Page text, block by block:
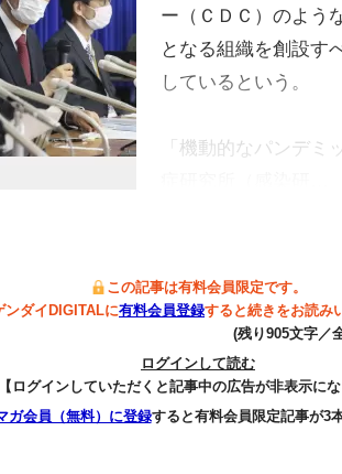
ー（ＣＤＣ）のよう
となる組織を創設す
しているという。
「機動的なパンデミ
この記事は有料会員限定です。
ンダイDIGITALに有料会員登録すると続きをお読み
(残り905文字／
ログインして読む
【ログインしていただくと記事中の広告が非表示にな
ガ会員（無料）に登録すると有料会員限定記事が3